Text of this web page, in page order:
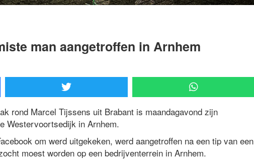
man aangetroffen in Arnhem
rond Marcel Tijssens uit Brabant is maandagavond zijn
Westervoortsedijk in Arnhem.
om werd uitgekeken, werd aangetroffen na een tip van een
moest worden op een bedrijventerrein in Arnhem.